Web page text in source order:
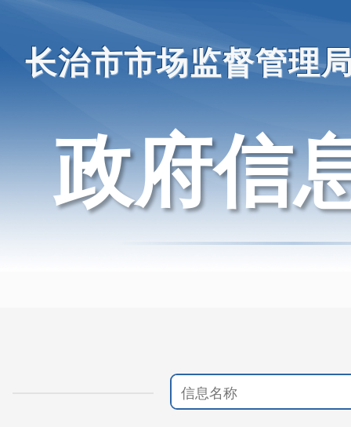
长治市市场监督管理
政府信